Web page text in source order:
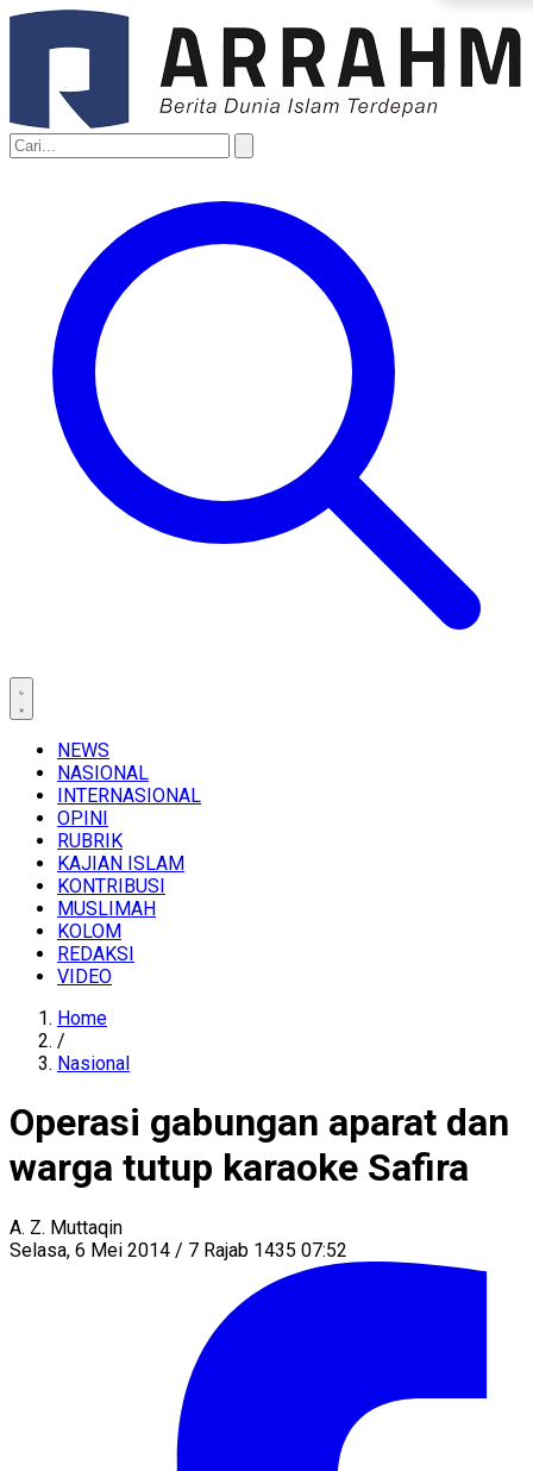
NEWS
NASIONAL
INTERNASIONAL
OPINI
RUBRIK
KAJIAN ISLAM
KONTRIBUSI
MUSLIMAH
KOLOM
REDAKSI
VIDEO
Home
/
Nasional
Operasi gabungan aparat dan
warga tutup karaoke Safira
A. Z. Muttaqin
Selasa, 6 Mei 2014 / 7 Rajab 1435 07:52